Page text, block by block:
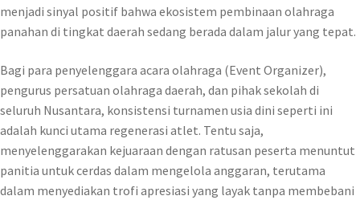
menjadi sinyal positif bahwa ekosistem pembinaan olahraga
panahan di tingkat daerah sedang berada dalam jalur yang tepat.
Bagi para penyelenggara acara olahraga (Event Organizer),
pengurus persatuan olahraga daerah, dan pihak sekolah di
seluruh Nusantara, konsistensi turnamen usia dini seperti ini
adalah kunci utama regenerasi atlet. Tentu saja,
menyelenggarakan kejuaraan dengan ratusan peserta menuntut
panitia untuk cerdas dalam mengelola anggaran, terutama
dalam menyediakan trofi apresiasi yang layak tanpa membebani